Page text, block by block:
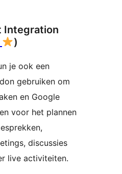
Integration
)
je ook een
gebruiken om
en Google
voor het plannen
discussies
live activiteiten.